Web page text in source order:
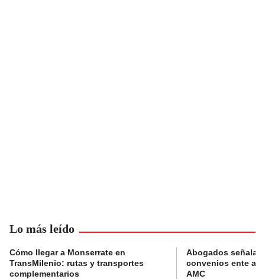
Lo más leído
Cómo llegar a Monserrate en
TransMilenio: rutas y transportes
complementarios
Abogados
convenios ente
AMC